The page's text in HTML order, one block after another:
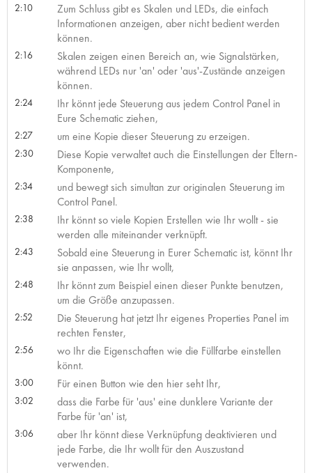
2:10
Zum Schluss gibt es Skalen und LEDs, die einfach
Informationen anzeigen, aber nicht bedient werden
können.
2:16
Skalen zeigen einen Bereich an, wie Signalstärken,
während LEDs nur 'an' oder 'aus'-Zustände anzeigen
können.
2:24
Ihr könnt jede Steuerung aus jedem Control Panel in
Eure Schematic ziehen,
2:27 um eine Kopie dieser Steuerung zu erzeigen.
2:30
Diese Kopie verwaltet auch die Einstellungen der Eltern-
Komponente,
2:34
und bewegt sich simultan zur originalen Steuerung im
Control Panel.
2:38
Ihr könnt so viele Kopien Erstellen wie Ihr wollt - sie
werden alle miteinander verknüpft.
2:43
Sobald eine Steuerung in Eurer Schematic ist, könnt Ihr
sie anpassen, wie Ihr wollt,
2:48
Ihr könnt zum Beispiel einen dieser Punkte benutzen,
um die Größe anzupassen.
2:52
Die Steuerung hat jetzt Ihr eigenes Properties Panel im
rechten Fenster,
2:56
wo Ihr die Eigenschaften wie die Füllfarbe einstellen
könnt.
3:00 Für einen Button wie den hier seht Ihr,
3:02
dass die Farbe für 'aus' eine dunklere Variante der
Farbe für 'an' ist,
3:06
aber Ihr könnt diese Verknüpfung deaktivieren und
jede Farbe, die Ihr wollt für den Auszustand
verwenden.